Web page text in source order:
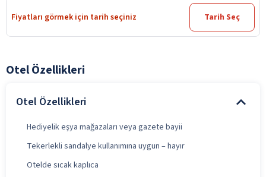
Fiyatları görmek için tarih seçiniz Tarih Seç
Otel Özellikleri
Otel Özellikleri
Hediyelik eşya mağazaları veya gazete bayii
Tekerlekli sandalye kullanımına uygun – hayır
Otelde sıcak kaplıca